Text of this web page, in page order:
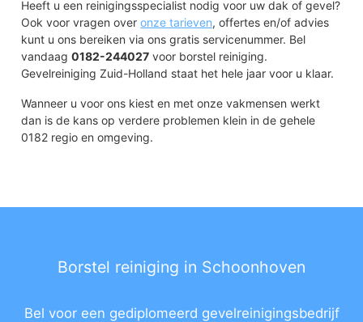
Heeft u een reinigingsspecialist nodig voor uw dak of gevel?
Ook voor vragen overonze tarieven, offertes en/of advies
kunt u ons bereiken via ons gratis servicenummer. Bel
vandaag0182-244027 voor borstel reiniging.
Gevelreiniging Zuid-Holland staat het hele jaar voor u klaar.
Wanneer u voor ons kiest en met onze vakmensen werkt
dan is de kans op verdere problemen klein in de gehele
0182 regio en omgeving.
Borstel reiniging in Schoonhoven
Bel voor een gediplomeerd gevelreinigingsbedrijf